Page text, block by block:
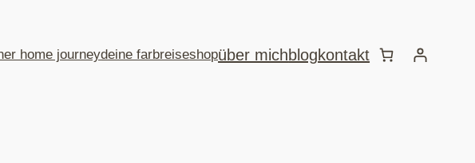
home journeydeine farbreiseshopüber michblogkontakt